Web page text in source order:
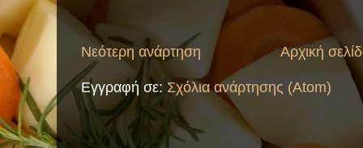
Νεότερη ανάρτηση Αρχική
Εγγραφή σε: Σχόλια ανάρτησης (Atom)